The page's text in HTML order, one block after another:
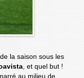
la saison sous les
, et quel but !
au milieu de